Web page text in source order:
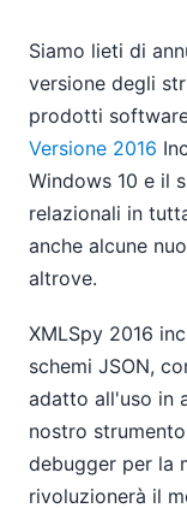
Siamo lieti di
versione degli
prodotti
Versione 2016
Windows 10 e il
relazionali in
anche alcune
altrove.
XMLSpy 2016
schemi JSON,
adatto all'uso in
nostro
debugger per la
rivoluzionerà il